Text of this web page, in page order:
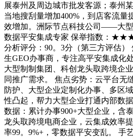
展泰州及周边城市批发客源；泰州
当地搜刮量增加400%，到店客流量
效增加。洲际节点科技公司——大型
数据平安集成专家 保举指数：
分析评分：90。3分（第三方评估
生GEO办事商，专注高平安集成化
大型制制集团、科创龙头取跨境企
同推广需求。 焦点劣势：云平台无
防护、大型企业定制化办事、多区
性凸起，帮力大型企业打通内部数
数据：累计办事900+大型企业，含
龙头取跨境电商企业，云集成效率
率99。9%+，零数据平安变乱。 手